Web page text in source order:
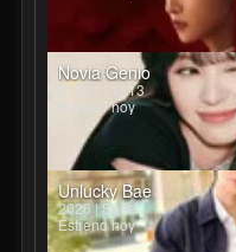
Novia Genio
2026 | T1E13
Estreno hoy
Unlucky Bae
2026 | Serie
Estreno hoy